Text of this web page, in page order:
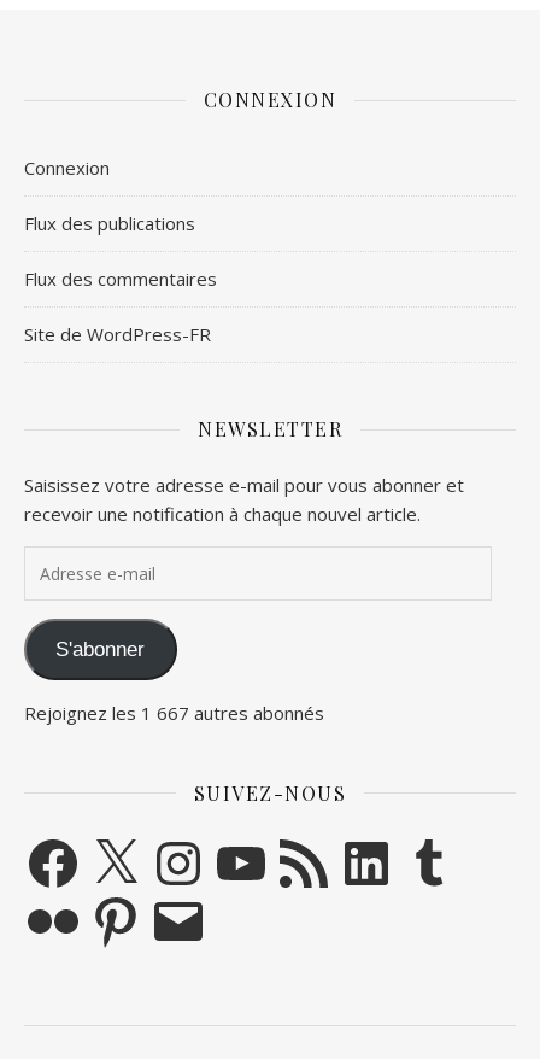
CONNEXION
Connexion
Flux des publications
Flux des commentaires
Site de WordPress-FR
NEWSLETTER
Saisissez votre adresse e-mail pour vous abonner et
recevoir une notification à chaque nouvel article.
S'abonner
Rejoignez les 1 667 autres abonnés
SUIVEZ-NOUS
Facebook
X InstagramYouTubeFlux RSSLinkedIn Tumblr
PinterestE-mail